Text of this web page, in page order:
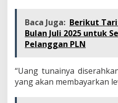
Baca Juga: Berikut
Bulan Juli 2025 untuk
Pelanggan PLN
“Uang tunainya
yang akan membayarkan